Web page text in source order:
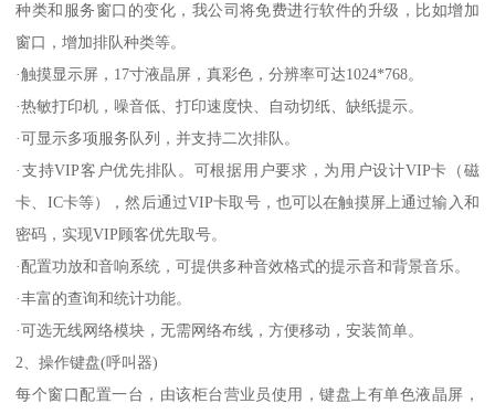
种类和服务窗口的变化，我公司将免费进行软件的升级，比如增加
窗口，增加排队种类等。
·触摸显示屏，17寸液晶屏，真彩色，分辨率可达1024*768。
·热敏打印机，噪音低、打印速度快、自动切纸、缺纸提示。
·可显示多项服务队列，并支持二次排队。
·支持VIP客户优先排队。可根据用户要求，为用户设计VIP卡（磁
卡、IC卡等），然后通过VIP卡取号，也可以在触摸屏上通过输入和
密码，实现VIP顾客优先取号。
·配置功放和音响系统，可提供多种音效格式的提示音和背景音乐。
·丰富的查询和统计功能。
·可选无线网络模块，无需网络布线，方便移动，安装简单。
2、操作键盘(呼叫器)
每个窗口配置一台，由该柜台营业员使用，键盘上有单色液晶屏，